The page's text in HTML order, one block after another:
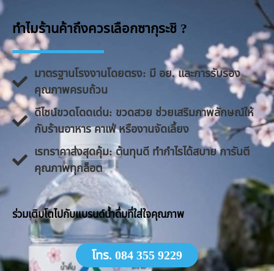
ทำไมร้านค้าถึงควรเลือกซากุระชิ ?
มาตรฐานโรงงานโดยตรง: มี อย. และการรับรอง
คุณภาพครบถ้วน
ดีไซน์ขวดโดดเด่น: ขวดสวย ช่วยเสริมภาพลักษณ์ให้
กับร้านอาหาร คาเฟ่ หรืองานจัดเลี้ยง
​เรทราคาส่งสุดคุ้ม: ต้นทุนดี ทำกำไรได้สบาย การันตี
คุณภาพทุกล็อต
​ร่วมเติบโตไปกับแบรนด์น้ำดื่มที่ใส่ใจคุณภาพ
โทร. 084 355 9229